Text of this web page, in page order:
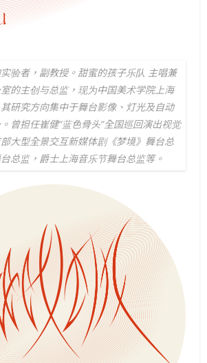
验者，副教授。甜蜜的孩子乐队 主唱兼
的主创与总监，现为中国美术学院上海
研究方向集中于舞台影像、灯光及自动
曾担任崔健“蓝色骨头”全国巡回演出视觉
大型全景交互新媒体剧《梦境》舞台总
总监，爵士上海音乐节舞台总监等。